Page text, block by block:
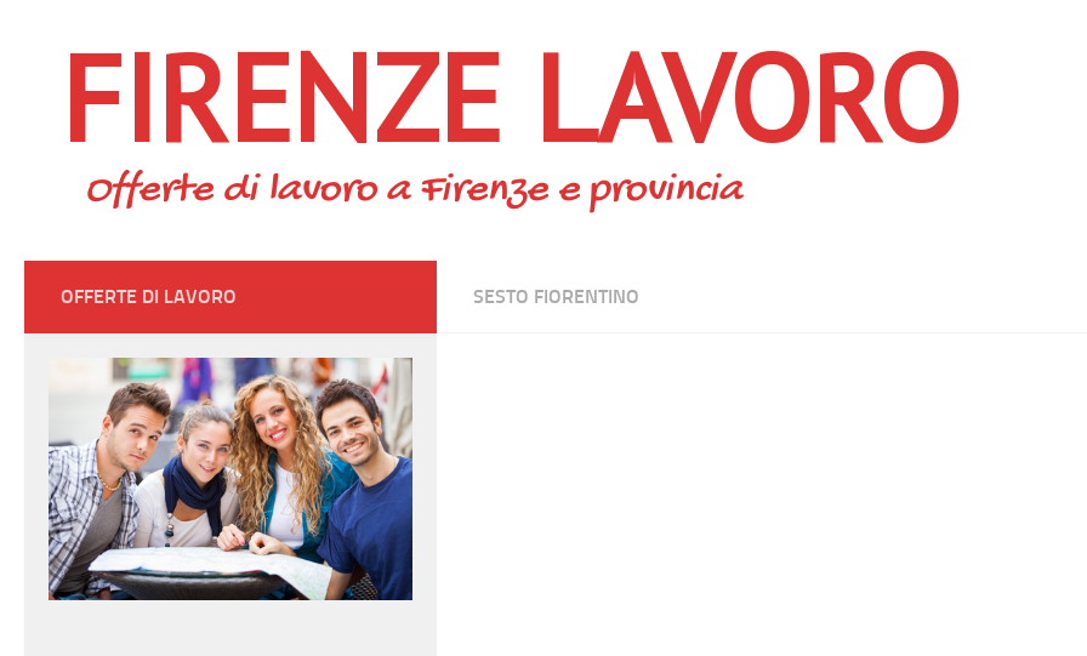
FIRENZE LAVORO
Offerte di lavoro a Firenze e provincia
SESTO FIORENTINO
OFFERTE DI LAVORO